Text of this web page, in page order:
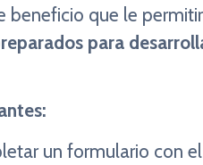
beneficio que le
para
un formulario con